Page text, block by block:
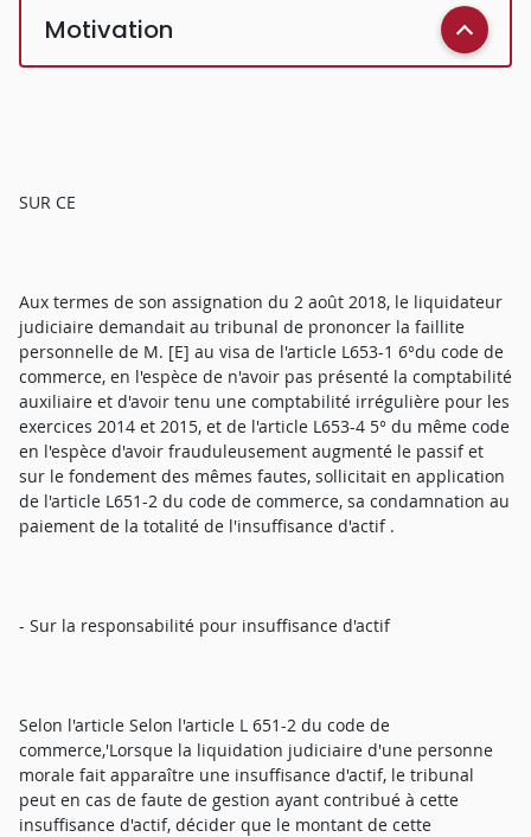
Motivation
SUR CE
Aux termes de son assignation du 2 août 2018, le liquidateur
judiciaire demandait au tribunal de prononcer la faillite
personnelle de M. [E] au visa de l'article L653-1 6°du code de
commerce, en l'espèce de n'avoir pas présenté la comptabilité
auxiliaire et d'avoir tenu une comptabilité irrégulière pour les
exercices 2014 et 2015, et de l'article L653-4 5° du même code
en l'espèce d'avoir frauduleusement augmenté le passif et
sur le fondement des mêmes fautes, sollicitait en application
de l'article L651-2 du code de commerce, sa condamnation au
paiement de la totalité de l'insuffisance d'actif .
- Sur la responsabilité pour insuffisance d'actif
Selon l'article Selon l'article L 651-2 du code de
commerce,'Lorsque la liquidation judiciaire d'une personne
morale fait apparaître une insuffisance d'actif, le tribunal
peut en cas de faute de gestion ayant contribué à cette
insuffisance d'actif, décider que le montant de cette